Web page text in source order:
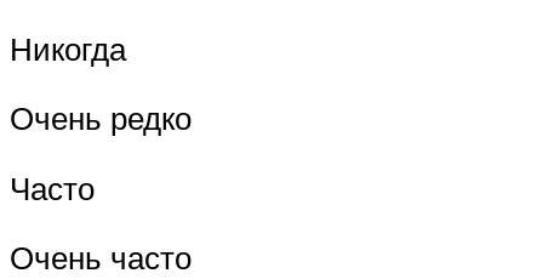
Никогда
Очень редко
Часто
Очень часто